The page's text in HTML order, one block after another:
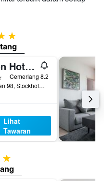
bintang
Clarion Hotel Stockholm
Cemerlang 8.2
Ringvaegen 98, Stockholm, Stockholms Lan, Sweden
Lihat
Tawaran